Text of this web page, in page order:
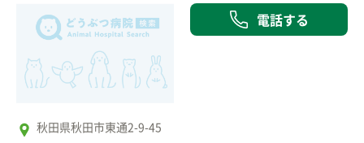
電話する
秋田県秋田市東通2-9-45